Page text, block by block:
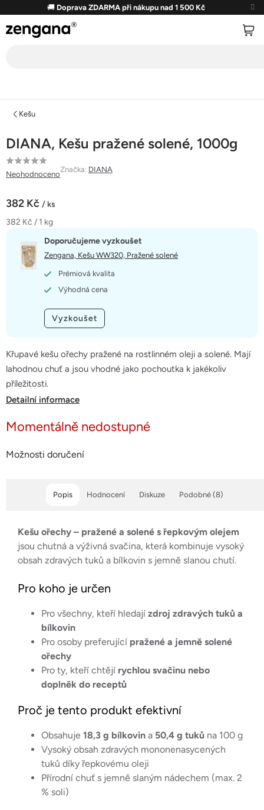
obsah
🚚 Doprava ZDARMA při nákupu nad 1 500 Kč
Kešu
DIANA, Kešu pražené solené, 1000g
Průměrné
hodnocení
je
0,0
hvězdiček.
Neohodnoceno
Značka: DIANA
382 Kč / ks
Měrná
382 Kč / 1 kg
Momentálně nedostupné
Možnosti doručení
Křupavé kešu ořechy pražené na rostlinném oleji a solené. Mají
lahodnou chuť a jsou vhodné jako pochoutka k jakékoliv
příležitosti.
Doporučujeme vyzkoušet
Zengana, Kešu WW320, Pražené solené
Prémiová kvalita
Výhodná cena
Vyzkoušet
Detailní informace
Popis Podobné (8)
Hodnocení Diskuze
Kešu ořechy – pražené a solené s řepkovým olejem
jsou chutná a výživná svačina, která kombinuje vysoký
obsah zdravých tuků a bílkovin s jemně slanou chutí.
Pro koho je určen
Pro všechny, kteří hledají zdroj zdravých tuků a
bílkovin
Pro osoby preferující pražené a jemně solené
ořechy
Pro ty, kteří chtějí rychlou svačinu nebo
doplněk do receptů
Proč je tento produkt efektivní
Obsahuje 18,3 g bílkovin a 50,4 g tuků na 100 g
Vysoký obsah zdravých mononenasycených
tuků díky řepkovému oleji
Přírodní chuť s jemně slaným nádechem (max. 2
% soli)